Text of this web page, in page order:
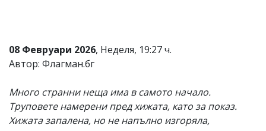
08 Февруари 2026, Неделя, 19:27 ч.
Автор: Флагман.бг
Много странни неща има в самото начало.
Труповете намерени пред хижата, като за показ.
Хижата запалена, но не напълно изгоряла,